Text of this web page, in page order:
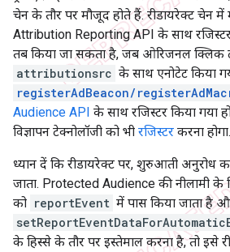
चेन के तौर पर मौजूद होते हैं. रीडायरेक्ट चेन
Attribution Reporting API के साथ
तब किया जा सकता है, जब ओरिजनल क्लिक
attributionsrc के साथ एनोटेट किया
registerAdBeacon/
Audience API के साथ रजिस्टर किया गया
विज्ञापन टेक्नोलॉजी को भी रजिस्टर करना होगा.
ध्यान दें कि रीडायरेक्ट पर, शुरुआती अनुरोध
जाता. Protected Audience की नीलामी के
को reportEvent में पास किया जाता है
के हिस्से के तौर पर इस्तेमाल करना है, तो इसे